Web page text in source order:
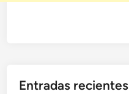
Entradas recientes